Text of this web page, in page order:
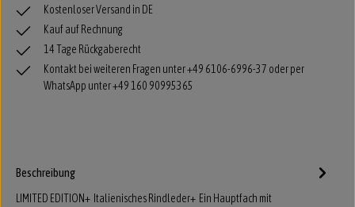
Kostenloser Versand in DE
Kauf auf Rechnung
14 Tage Rückgaberecht
Kontakt bei weiteren Fragen unter +49 6106-6996-37 oder per
WhatsApp unter +49 160 90995365
Beschreibung
LIMITED EDITION+ Italienisches Rindleder+ Ein Hauptfach mit